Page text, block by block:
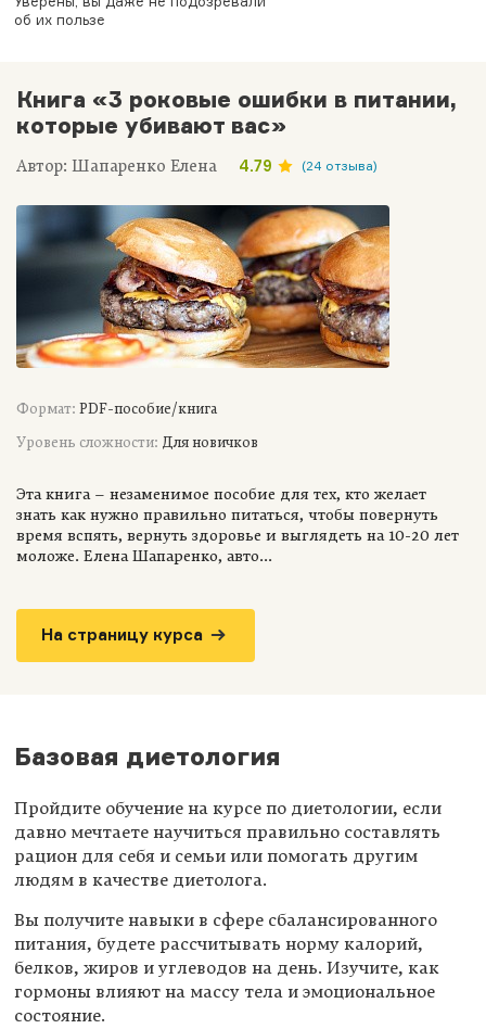
об их пользе
Книга «3 роковые ошибки в питании,
которые убивают вас»
Автор: Шапаренко Елена 4.79 (24 отзыва)
Формат: PDF-пособие/книга
Уровень сложности: Для новичков
Эта книга – незаменимое пособие для тех, кто желает
знать как нужно правильно питаться, чтобы повернуть
время вспять, вернуть здоровье и выглядеть на 10-20 лет
моложе. Елена Шапаренко, авто...
На страницу курса
Базовая диетология
Пройдите обучение на курсе по диетологии, если
давно мечтаете научиться правильно составлять
рацион для себя и семьи или помогать другим
людям в качестве диетолога.
Вы получите навыки в сфере сбалансированного
питания, будете рассчитывать норму калорий,
белков, жиров и углеводов на день. Изучите, как
гормоны влияют на массу тела и эмоциональное
состояние.